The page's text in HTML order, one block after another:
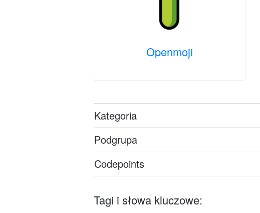
Openmoji
Kategoria
Podgrupa
Codepoints
Tagi i słowa kluczowe: